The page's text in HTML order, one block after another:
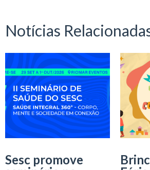
Notícias
Sesc promove